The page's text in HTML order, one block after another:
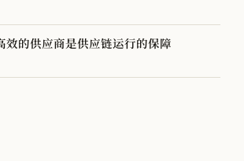
效的供应商是供应链运行的保障